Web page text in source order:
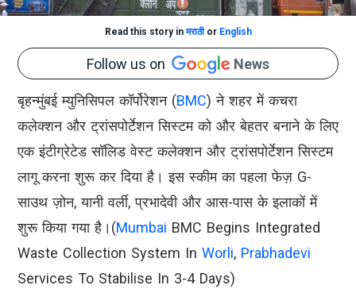
Read this story inमराठीor English
Follow us on News
बृहन्मुंबई म्युनिसिपल कॉर्पोरेशन (BMC) ने शहर में कचरा
कलेक्शन और ट्रांसपोर्टेशन सिस्टम को और बेहतर बनाने के लिए
एक इंटीग्रेटेड सॉलिड वेस्ट कलेक्शन और ट्रांसपोर्टेशन सिस्टम
लागू करना शुरू कर दिया है। इस स्कीम का पहला फेज़ G-
साउथ ज़ोन, यानी वर्ली, प्रभादेवी और आस-पास के इलाकों में
शुरू किया गया है।(Mumbai BMC Begins Integrated
Waste Collection System In Worli, Prabhadevi
Services To Stabilise In 3-4 Days)